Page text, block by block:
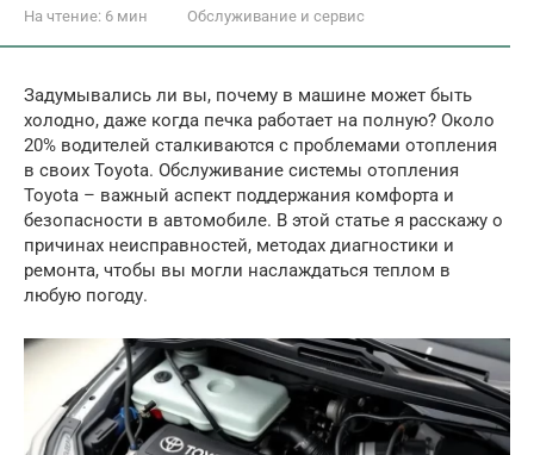
На чтение: 6 мин Обслуживание и сервис
Задумывались ли вы, почему в машине может быть
холодно, даже когда печка работает на полную? Около
20% водителей сталкиваются с проблемами отопления
в своих Toyota. Обслуживание системы отопления
Toyota – важный аспект поддержания комфорта и
безопасности в автомобиле. В этой статье я расскажу о
причинах неисправностей, методах диагностики и
ремонта, чтобы вы могли наслаждаться теплом в
любую погоду.